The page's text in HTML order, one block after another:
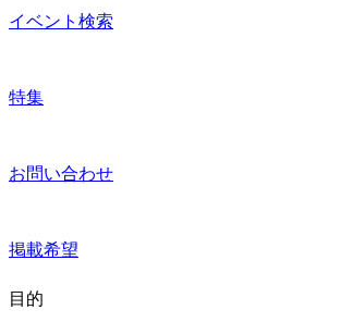
イベント検索
特集
お問い合わせ
掲載希望
目的